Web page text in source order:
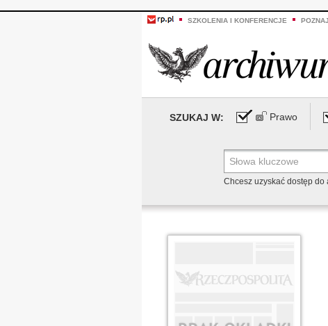
SZKOLENIA I KONFERENCJE
SZUKAJ W: Prawo
Chcesz uzyskać dostęp do